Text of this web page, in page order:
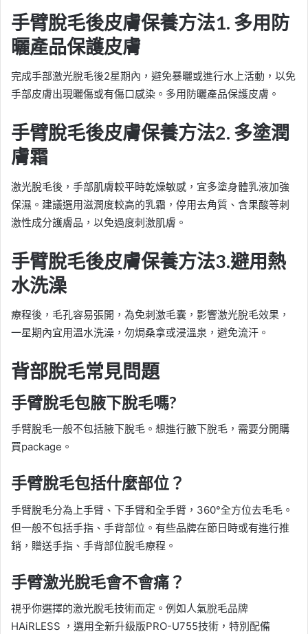
手臂脫毛後皮膚保養方法1. 多用防
曬產品保護皮膚
完成手部激光脫毛後2星期內，避免暴曬或進行水上活動，以免
手部皮膚出現曬傷或有傷口感染。多用防曬產品保護皮膚。
手臂脫毛後皮膚保養方法2. 多塗潤
膚霜
激光脫毛後，手部肌膚較平時乾燥敏感，宜多塗身體乳液加強
保濕。建議選用滋潤度較高的乳霜，停用去角質、含果酸等刺
激性成分護膚品，以免過度刺激肌膚。
手臂脫毛後皮膚保養方法3.避用熱
水洗澡
療程後，毛孔容易張開，為免刺激毛囊，影響激光脫毛效果，
一星期內宜用溫水洗澡，勿焗桑拿或浸溫泉，避免流汗。
背部脫毛常見問題
手臂脫毛包腋下脫毛嗎?
手臂脫毛一般不包括腋下脫毛。想進行腋下脫毛，需要分開購
買package。
手臂脫毛包括什麼部位？
手臂脫毛分為上手臂、下手臂和全手臂，360°全方位去毛毛。
但一般不包括手指、手背部位。有些品牌在節日時或有進行推
銷，贈送手指、手背部位脫毛療程。
手臂激光脫毛會不會痛？
視乎你選擇的激光脫毛技術而定。例如人氣脫毛品牌
HAiRLESS ，選用全新升級版PRO-U755技術，特別配備